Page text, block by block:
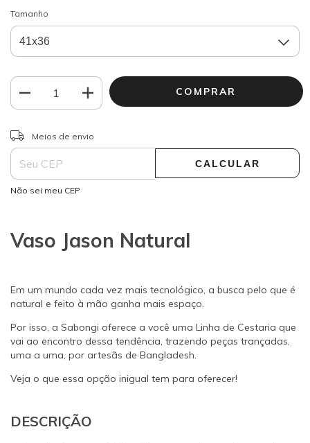
Tamanho
Entregas para o CEP:
Meios de envio
CALCULAR
Não sei meu CEP
Vaso Jason Natural
Em um mundo cada vez mais tecnológico, a busca pelo que é
natural e feito à mão ganha mais espaço.
Por isso, a Sabongi oferece a você uma Linha de Cestaria que
vai ao encontro dessa tendência, trazendo peças trançadas,
uma a uma, por artesãs de Bangladesh.
Veja o que essa opção inigual tem para oferecer!
DESCRIÇÃO